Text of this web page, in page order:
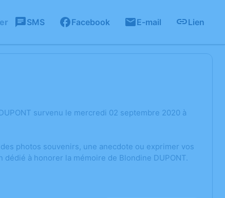
SMS Facebook E-mail Lien
survenu le mercredi 02 septembre 2020 à
photos souvenirs, une anecdote ou exprimer vos
à honorer la mémoire de Blondine DUPONT.